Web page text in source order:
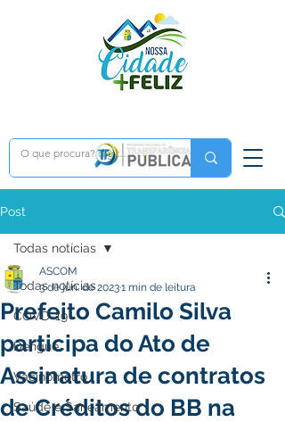
Post
Todas notícias
COVD-19
Dengue
Vacinômetro
Saúde e Saneamento
Todas notícias
Prefeito Camilo Silva
participa do Ato de
Assinatura de contratos
de Créditos do BB na
ASCOM
3 de jun. de 20231 min de leitura